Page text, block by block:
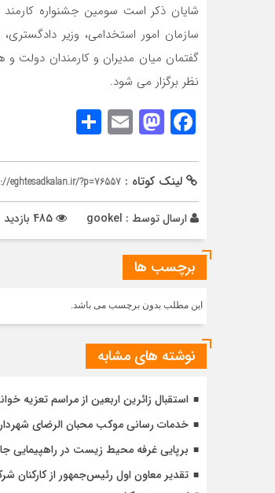
شایان ذکر است سومین جشنواره
سازمان امور استخدامی، وزیر
گفتمان میان مدیران و کارمندان
نظر برگزار می شود.
Facebook
Mastodon
Email
لینک کوتاه : eghtesadkalan.ir/?p=76557
ارسال توسط : gookel
برچسب ها
این مطلب بدون برچسب می باشد.
نوشته های مشابه
استقبال زائرین اربعین از مراسم تعزیه
خدمات رسانی موکب محبان الرضای شهرداری منطقه ۴
برپایی غرفه محیط زیست در راهپیمایی
تقدیر معاون اول رئیس‌جمهور از کارکنان